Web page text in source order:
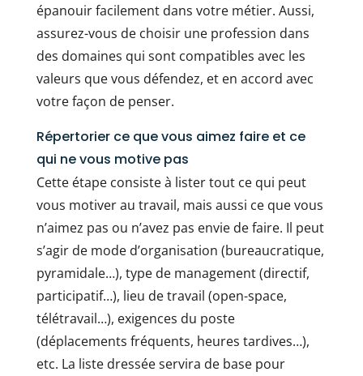
épanouir facilement dans votre métier. Aussi,
assurez-vous de choisir une profession dans
des domaines qui sont compatibles avec les
valeurs que vous défendez, et en accord avec
votre façon de penser.
Répertorier ce que vous aimez faire et ce
qui ne vous motive pas
Cette étape consiste à lister tout ce qui peut
vous motiver au travail, mais aussi ce que vous
n’aimez pas ou n’avez pas envie de faire. Il peut
s’agir de mode d’organisation (bureaucratique,
pyramidale…), type de management (directif,
participatif…), lieu de travail (open-space,
télétravail…), exigences du poste
(déplacements fréquents, heures tardives…),
etc. La liste dressée servira de base pour